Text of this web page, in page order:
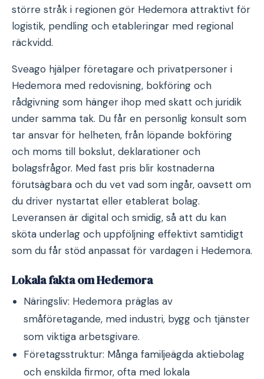
större stråk i regionen gör Hedemora attraktivt för
logistik, pendling och etableringar med regional
räckvidd.
Sveago hjälper företagare och privatpersoner i
Hedemora med redovisning, bokföring och
rådgivning som hänger ihop med skatt och juridik
under samma tak. Du får en personlig konsult som
tar ansvar för helheten, från löpande bokföring
och moms till bokslut, deklarationer och
bolagsfrågor. Med fast pris blir kostnaderna
förutsägbara och du vet vad som ingår, oavsett om
du driver nystartat eller etablerat bolag.
Leveransen är digital och smidig, så att du kan
sköta underlag och uppföljning effektivt samtidigt
som du får stöd anpassat för vardagen i Hedemora.
Lokala fakta om Hedemora
Näringsliv: Hedemora präglas av
småföretagande, med industri, bygg och tjänster
som viktiga arbetsgivare.
Företagsstruktur: Många familjeägda aktiebolag
och enskilda firmor, ofta med lokala